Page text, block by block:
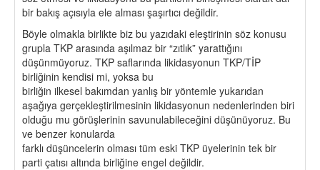
bir bakış açısıyla ele alması şaşırtıcı değildir.
Böyle olmakla birlikte biz bu yazıdaki eleştirinin söz konusu
grupla TKP arasında aşılmaz bir “zıtlık” yarattığını
düşünmüyoruz. TKP saflarında likidasyonun TKP/TİP
birliğinin kendisi mi, yoksa bu
birliğin ilkesel bakımdan yanlış bir yöntemle yukarıdan
aşağıya gerçekleştirilmesinin likidasyonun nedenlerinden biri
olduğu mu görüşlerinin savunulabileceğini düşünüyoruz. Bu
ve benzer konularda
farklı düşüncelerin olması tüm eski TKP üyelerinin tek bir
parti çatısı altında birliğine engel değildir.